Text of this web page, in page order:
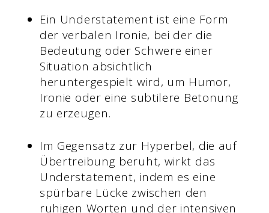
Ein Understatement ist eine Form
der verbalen Ironie, bei der die
Bedeutung oder Schwere einer
Situation absichtlich
heruntergespielt wird, um Humor,
Ironie oder eine subtilere Betonung
zu erzeugen.
Im Gegensatz zur Hyperbel, die auf
Übertreibung beruht, wirkt das
Understatement, indem es eine
spürbare Lücke zwischen den
ruhigen Worten und der intensiven